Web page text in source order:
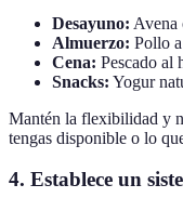
Desayuno: Avena
Almuerzo: Pollo
Cena: Pescado al
Snacks: Yogur
Mantén la flexibilidad y
tengas disponible o lo
4. Establece un